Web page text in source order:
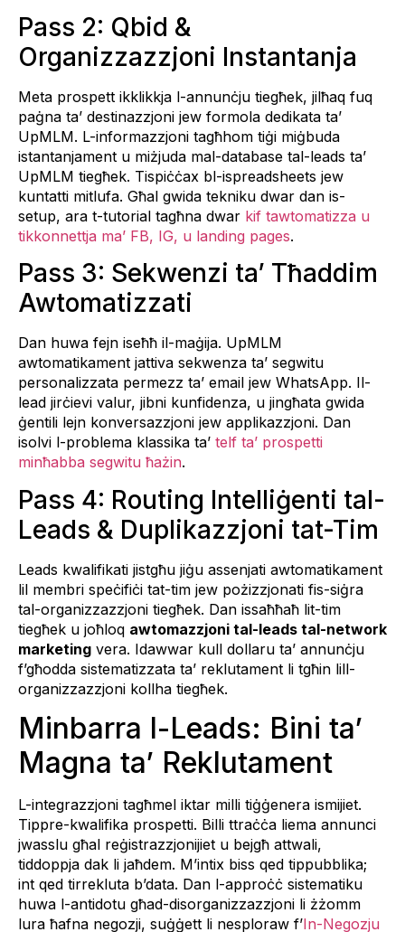
Pass 2: Qbid &
Organizzazzjoni Instantanja
Meta prospett ikklikkja l-annunċju tiegħek, jilħaq fuq
paġna ta’ destinazzjoni jew formola dedikata ta’
UpMLM. L-informazzjoni tagħhom tiġi miġbuda
istantanjament u miżjuda mal-database tal-leads ta’
UpMLM tiegħek. Tispiċċax bl-ispreadsheets jew
kuntatti mitlufa. Għal gwida tekniku dwar dan is-
setup, ara t-tutorial tagħna dwar kif tawtomatizza u
tikkonnettja ma’ FB, IG, u landing pages.
Pass 3: Sekwenzi ta’ Tħaddim
Awtomatizzati
Dan huwa fejn iseħħ il-maġija. UpMLM
awtomatikament jattiva sekwenza ta’ segwitu
personalizzata permezz ta’ email jew WhatsApp. Il-
lead jirċievi valur, jibni kunfidenza, u jingħata gwida
ġentili lejn konversazzjoni jew applikazzjoni. Dan
isolvi l-problema klassika ta’ telf ta’ prospetti
minħabba segwitu ħażin.
Pass 4: Routing Intelliġenti tal-
Leads & Duplikazzjoni tat-Tim
Leads kwalifikati jistgħu jiġu assenjati awtomatikament
lil membri speċifiċi tat-tim jew pożizzjonati fis-siġra
tal-organizzazzjoni tiegħek. Dan issaħħaħ lit-tim
tiegħek u joħloq awtomazzjoni tal-leads tal-network
marketing vera. Idawwar kull dollaru ta’ annunċju
f’għodda sistematizzata ta’ reklutament li tgħin lill-
organizzazzjoni kollha tiegħek.
Minbarra l-Leads: Bini ta’
Magna ta’ Reklutament
L-integrazzjoni tagħmel iktar milli tiġġenera ismijiet.
Tippre-kwalifika prospetti. Billi ttraċċa liema annunci
jwasslu għal reġistrazzjonijiet u bejgħ attwali,
tiddoppja dak li jaħdem. M’intix biss qed tippubblika;
int qed tirrekluta b’data. Dan l-approċċ sistematiku
huwa l-antidotu għad-disorganizzazzjoni li żżomm
lura ħafna negozji, suġġett li nesploraw f’In-Negozju